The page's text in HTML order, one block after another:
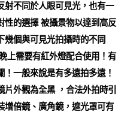
射不同於人眼可見光，也有一
性的選擇 被攝景物以達到高反
幾個與可見光拍攝時的不同
上需要有紅外燈配合使用！有
一般來說是有多遠拍多遠！
外觀為全黑 ，合法外拍時引
增倍鏡、廣角鏡，遮光罩可有